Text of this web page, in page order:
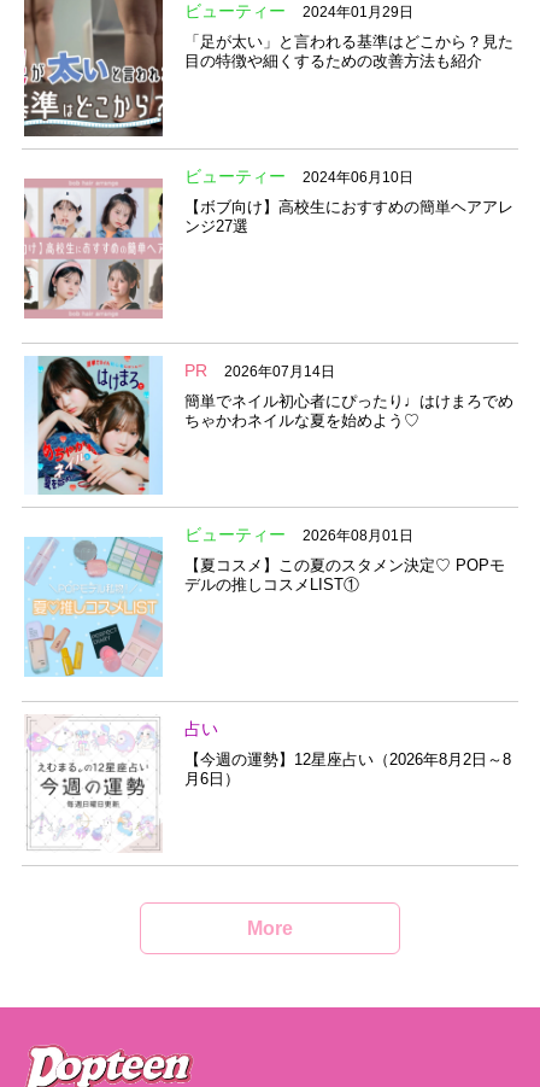
ビューティー 2024年01月29日
「足が太い」と言われる基準はどこから？見た
目の特徴や細くするための改善方法も紹介
ビューティー 2024年06月10日
【ボブ向け】高校生におすすめの簡単ヘアアレ
ンジ27選
PR 2026年07月14日
簡単でネイル初心者にぴったり♩はけまろでめ
ちゃかわネイルな夏を始めよう♡
ビューティー 2026年08月01日
【夏コスメ】この夏のスタメン決定♡ POPモ
デルの推しコスメLIST①
占い
【今週の運勢】12星座占い（2026年8月2日～8
月6日）
More